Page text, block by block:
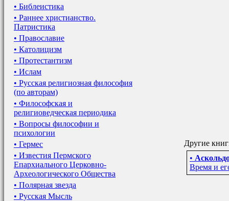
• Библеистика
• Раннее христианство.
Патристика
• Православие
• Католицизм
• Протестантизм
• Ислам
• Русская религиозная философия
(по авторам)
• Философская и
религиоведческая периодика
• Вопросы философии и
психологии
• Гермес
• Известия Пермского
Епархиального Церковно-
Археологического Общества
• Полярная звезда
• Русская Мысль
Другие
•
Время и